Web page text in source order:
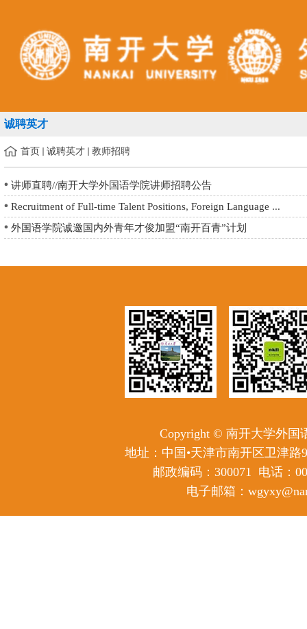
诚聘英才
首页 诚聘英才 教师招聘
讲师直聘//南开大学外国语学院讲师招聘公告
Recruitment of Full-time Talent Positions, Foreign Language ...
外国语学院诚邀国内外青年才俊加盟“南开百青”计划
Copyright © 南开大学外国
地址：中国•天津市南开区卫津路
邮政编码：300071
电话：
电子邮箱：